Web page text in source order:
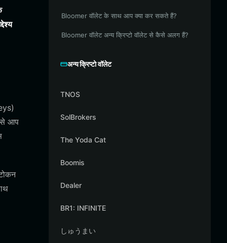
आप
Bloomer वॉलेट के साथ आप क्या कर सकते हैं?
Bloomer वॉलेट अन्य क्रिप्टो वॉलेट से कैसे अलग हैं?
अन्य क्रिप्टो वॉलेट
TNOS
SolBrokers
The Yoda Cat
Boomis
Dealer
BR1: INFINITE
しゅうまい